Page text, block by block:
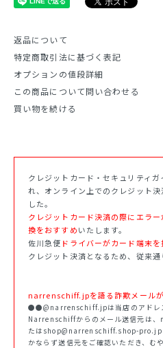
返品について
特定商取引法に基づく表記
オプションの値段詳細
この商品について問い合わせる
買い物を続ける
クレジットカード・セキュリティ
れ、オンライン上でのクレジット
した。
クレジットカード決済の際にエラー
換をおすすめいたします。
佐川急便 ドライバーがカード端末を
クレジット決済となるため、従来通
narrenschiff.jpを語る詐欺メールが
●●@narrenschiff.jpは当店のアドレ
Narrenschiffからのメール送信元は
たはshop@narrenschiff.shop-pro.jp
かならず送信元をご確認いただき、む